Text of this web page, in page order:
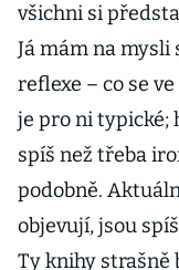
všichni si
Já mám na mysli
reflexe – co se
je pro ni typické;
spíš než třeba
podobně.
objevují, jsou
Ty knihy strašně